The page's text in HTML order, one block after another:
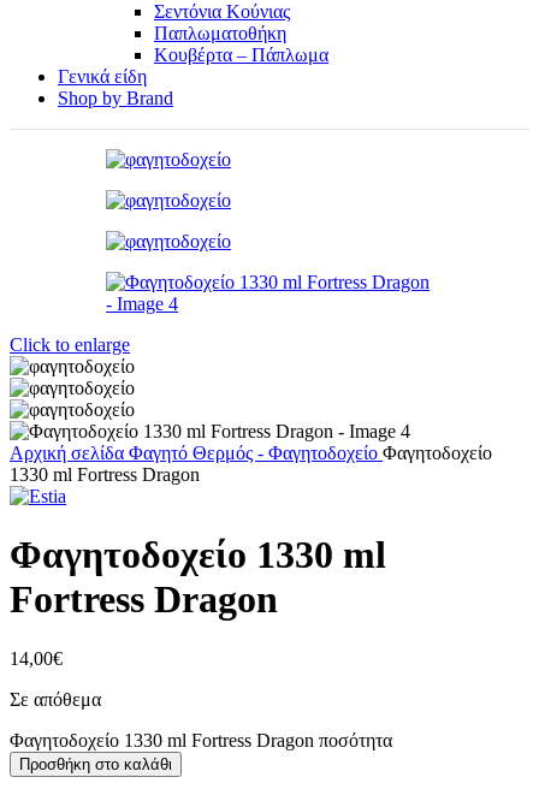
Σεντόνια Κούνιας
Παπλωματοθήκη
Κουβέρτα – Πάπλωμα
Γενικά είδη
Shop by Brand
Click to enlarge
Αρχική σελίδα Φαγητό Θερμός - Φαγητοδοχείο Φαγητοδοχείο
1330 ml Fortress Dragon
Φαγητοδοχείο 1330 ml
Fortress Dragon
14,00€
Σε απόθεμα
Φαγητοδοχείο 1330 ml Fortress Dragon ποσότητα
Προσθήκη στο καλάθι